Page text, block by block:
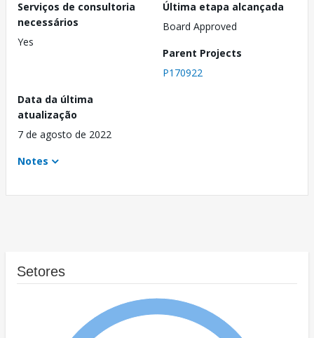
Serviços de consultoria
necessários
Yes
Última etapa alcançada
Board Approved
Parent Projects
P170922
Data da última
atualização
7 de agosto de 2022
Notes
Setores